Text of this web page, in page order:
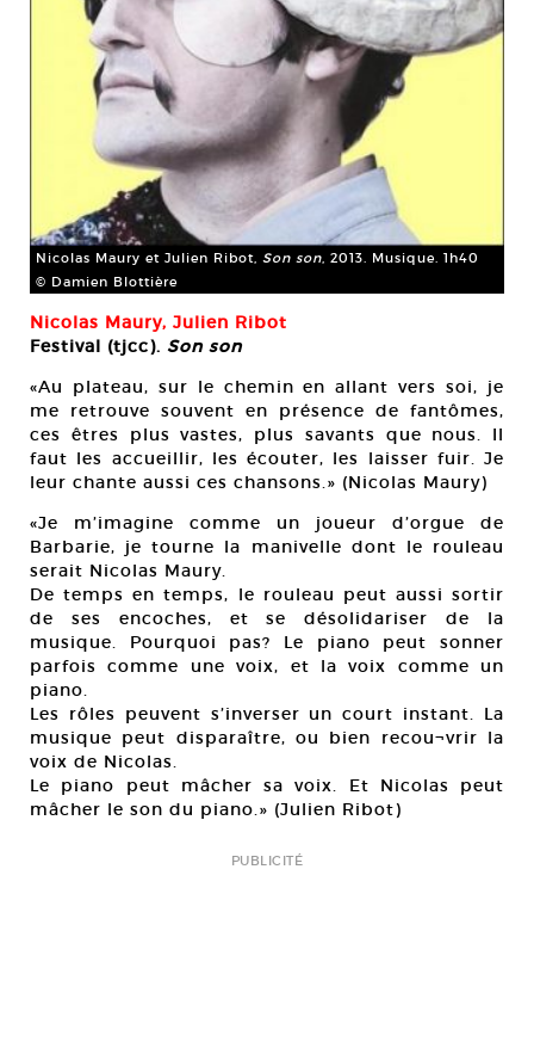
Nicolas Maury et Julien Ribot, Son son , 2013. Musique. 1h40
© Damien Blottière
Nicolas Maury, Julien Ribot
Festival (tjcc). Son son
«Au plateau, sur le chemin en allant vers soi, je
me retrouve souvent en présence de fantômes,
ces êtres plus vastes, plus savants que nous. Il
faut les accueillir, les écouter, les laisser fuir. Je
leur chante aussi ces chansons.» (Nicolas Maury)
«Je m’imagine comme un joueur d’orgue de
Barbarie, je tourne la manivelle dont le rouleau
serait Nicolas Maury.
De temps en temps, le rouleau peut aussi sortir
de ses encoches, et se désolidariser de la
musique. Pourquoi pas? Le piano peut sonner
parfois comme une voix, et la voix comme un
piano.
Les rôles peuvent s’inverser un court instant. La
musique peut disparaître, ou bien recou¬vrir la
voix de Nicolas.
Le piano peut mâcher sa voix. Et Nicolas peut
mâcher le son du piano.» (Julien Ribot)
PUBLICITÉ